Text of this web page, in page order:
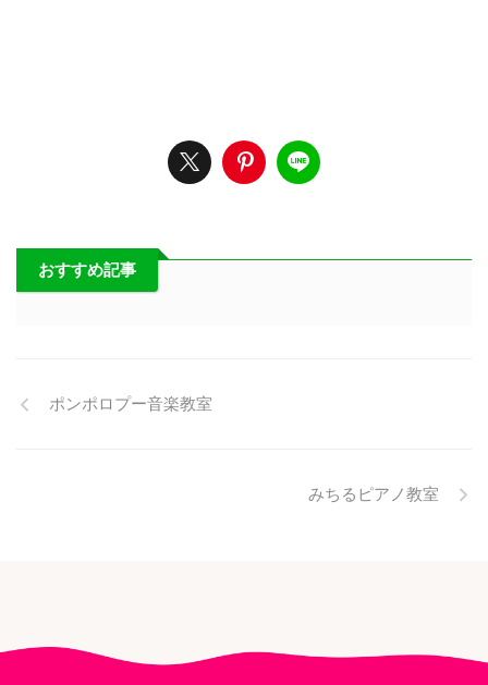
おすすめ記事
ポンポロプー音楽教室
みちるピアノ教室